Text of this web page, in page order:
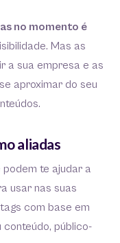
no momento é
Mas as
a sua empresa e as
aproximar do seu
aliadas
te ajudar a
usar nas suas
com base em
público-